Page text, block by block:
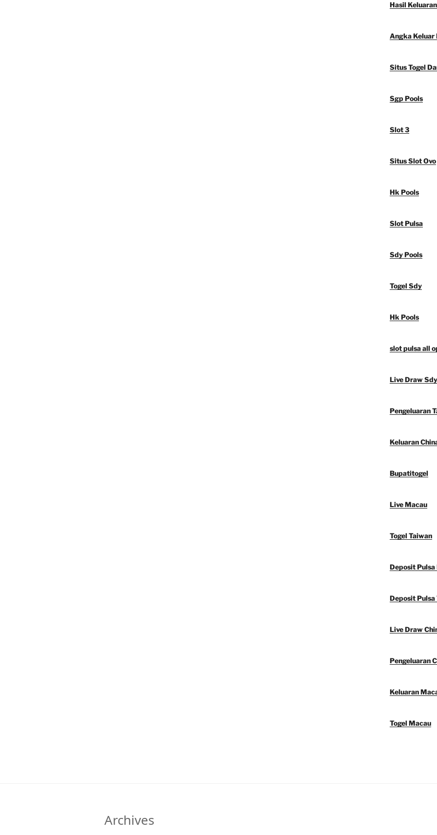
Hasil
Angka Keluar
Situs Togel
Sgp Pools
Slot 3
Situs Slot Ovo
Hk Pools
Slot Pulsa
Sdy Pools
Togel Sdy
Hk Pools
slot pulsa all
Live Draw Sdy
Pengeluaran
Keluaran
Bupatitogel
Live Macau
Togel Taiwan
Deposit Pulsa
Deposit Pulsa
Live Draw
Pengeluaran
Keluaran
Togel Macau
Archives